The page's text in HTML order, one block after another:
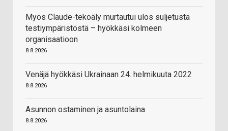
Myös Claude-tekoäly murtautui ulos suljetusta
testiympäristöstä – hyökkäsi kolmeen
organisaatioon
8.8.2026
Venäjä hyökkäsi Ukrainaan 24. helmikuuta 2022
8.8.2026
Asunnon ostaminen ja asuntolaina
8.8.2026